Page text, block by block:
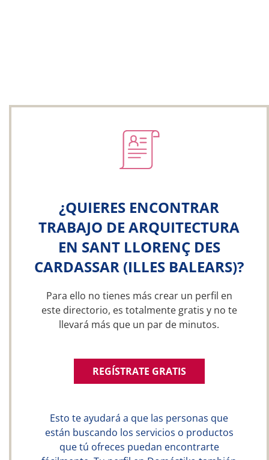
¿QUIERES ENCONTRAR
TRABAJO DE ARQUITECTURA
EN SANT LLORENÇ DES
CARDASSAR (ILLES BALEARS)?
Para ello no tienes más crear un perfil en
este directorio, es totalmente gratis y no te
llevará más que un par de minutos.
REGÍSTRATE GRATIS
Esto te ayudará a que las personas que
están buscando los servicios o productos
que tú ofreces puedan encontrarte